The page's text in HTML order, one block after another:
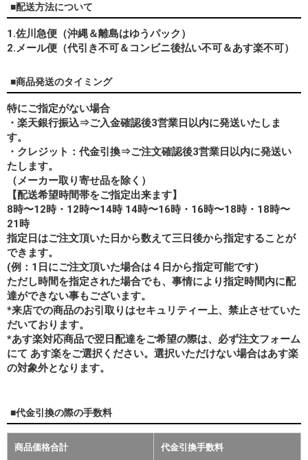
■配送方法について
1.佐川急便（沖縄＆離島はゆうパック）
2.メール便（代引き不可＆コンビニ後払い不可＆あす楽不可）
■商品発送のタイミング
特にご指定がない場合
・楽天銀行振込⇒ご入金確認後3営業日以内に発送いたしま
す。
・クレジット：代金引換⇒ご注文確認後3営業日以内に発送い
たします。
（メーカー取り寄せ品を除く）
【配送希望時間帯をご指定出来ます】
8時〜12時・12時〜14時 14時〜16時・16時〜18時・18時〜
21時
指定日はご注文頂いた日から数えて三日後から指定することが
できます。
(例：1日にご注文頂いた場合は４日から指定可能です)
ただし時間を指定された場合でも、事情により指定時間内に配
達ができない事もございます。
*来店での商品のお引取りはセキュリティー上、禁止させていた
だいております。
*あす楽対応商品で翌日配達をご希望の際は、必ず注文フォーム
にて あす楽をご選択ください。選択いただけない場合はあす楽
の対象外となります。
■代金引換の際の手数料
商品価格合計 代金引換手数料